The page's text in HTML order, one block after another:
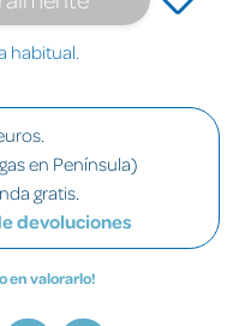
habitual.
en Península)
gratis.
devoluciones
en valorarlo!